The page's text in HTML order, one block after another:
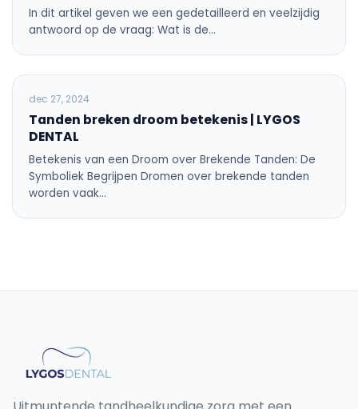
In dit artikel geven we een gedetailleerd en veelzijdig
antwoord op de vraag: Wat is de…
ALGEMENE TANDHEELKUNDE
dec 27, 2024
Tanden breken droom betekenis | LYGOS
DENTAL
Betekenis van een Droom over Brekende Tanden: De
Symboliek Begrijpen Dromen over brekende tanden
worden vaak…